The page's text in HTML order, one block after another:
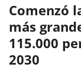
Comenzó
más
115.000
2030